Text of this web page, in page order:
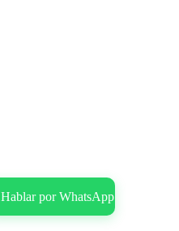
Hablar por WhatsApp